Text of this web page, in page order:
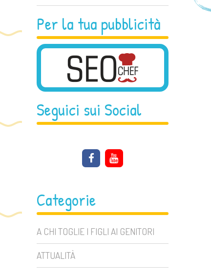
Per la tua pubblicità
Seguici sui Social
Categorie
A CHI TOGLIE I FIGLI AI GENITORI
ATTUALITÀ